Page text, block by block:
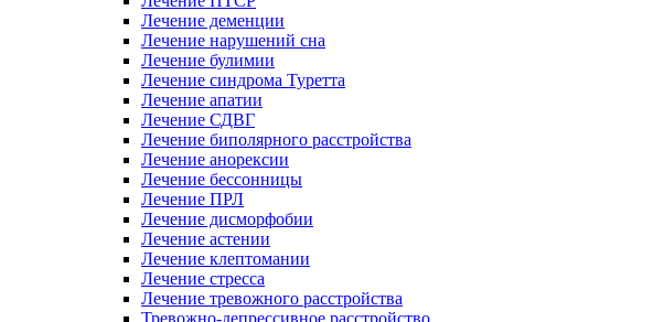
Лечение деменции
Лечение нарушений сна
Лечение булимии
Лечение синдрома Туретта
Лечение апатии
Лечение СДВГ
Лечение биполярного расстройства
Лечение анорексии
Лечение бессонницы
Лечение ПРЛ
Лечение дисморфобии
Лечение астении
Лечение клептомании
Лечение стресса
Лечение тревожного расстройства
Тревожно-депрессивное расстройство